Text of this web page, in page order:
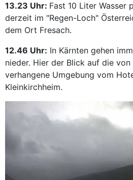
13.23 Uhr: Fast 10 Liter Wasser
derzeit im "Regen-Loch"
dem Ort Fresach.
12.46 Uhr: In Kärnten gehen
nieder. Hier der Blick auf die von
verhangene Umgebung vom
Kleinkirchheim.